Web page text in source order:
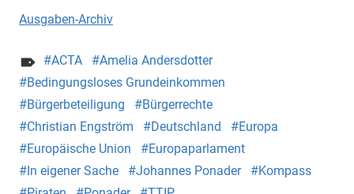
Ausgaben-Archiv
ACTA
Amelia Andersdotter
Bedingungsloses Grundeinkommen
Bürgerbeteiligung
Bürgerrechte
Christian Engström
Deutschland
Europa
Europäische Union
Europaparlament
In eigener Sache
Johannes Ponader
Kompass